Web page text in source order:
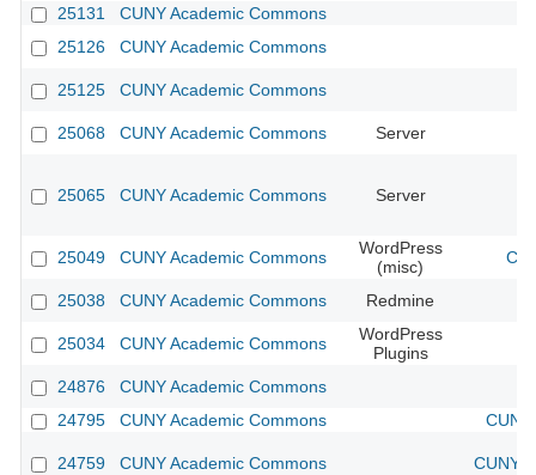
25131
CUNY Academic Commons
25126
CUNY Academic Commons
25125 CUNY Academic Commons
25068 CUNY Academic Commons Server
25065 CUNY Academic Commons Server
25049 CUNY Academic Commons
WordPress
(misc)
25038 CUNY Academic Commons Redmine
25034 CUNY Academic Commons
WordPress
Plugins
24876
CUNY Academic Commons
24795
CUNY Academic Commons
24759 CUNY Academic Commons CUNY